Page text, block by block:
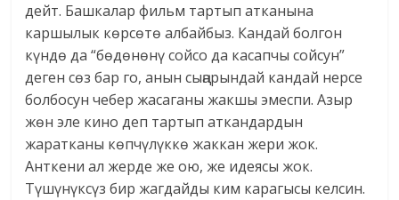
дейт. Башкалар фильм тартып атканына
каршылык көрсөтө албайбыз. Кандай болгон
күндө да “бөдөнөнү сойсо да касапчы сойсун”
деген сөз бар го, анын сыңарындай кандай нерсе
болбосун чебер жасаганы жакшы эмеспи. Азыр
жөн эле кино деп тартып аткандардын
жаратканы көпчүлүккө жаккан жери жок.
Анткени ал жерде же ою, же идеясы жок.
Түшүнүксүз бир жагдайды ким карагысы келсин.